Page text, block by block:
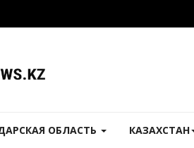
ОБЛАСТЬ КАЗАХСТАН